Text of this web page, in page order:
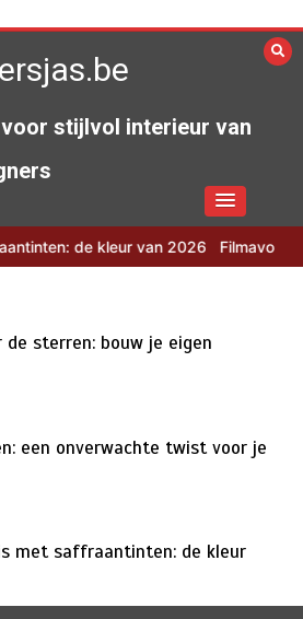
stijlvol interieur van
2026 Filmavonden onder de sterren:
de sterren: bouw je eigen
een onverwachte twist voor je
met saffraantinten: de kleur
met saffraantinten: de kleur van
van schaduwrijk ontwerp in
hoe je helpt bij het
de biodiversiteit